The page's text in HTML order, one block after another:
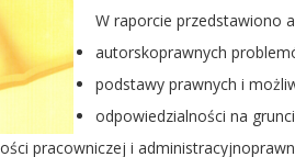
W raporcie przedstawiono
autorskoprawnych
podstawy prawnych i
odpowiedzialności na
pracowniczej i